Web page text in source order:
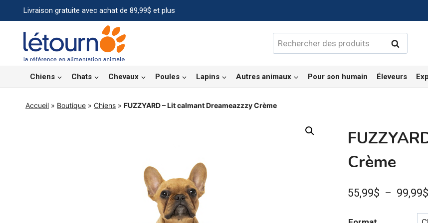
au
contenu
Livraison gratuite avec achat de 89,99$ et plus
Rechercher :
Chiens Chats Chevaux Poules Lapins Autres animaux Pour son humain Éleveurs
Accueil » Boutique » Chiens » FUZZYARD – Lit calmant Dreameazzzy Crème
Crème
55,99$ – 99,99$